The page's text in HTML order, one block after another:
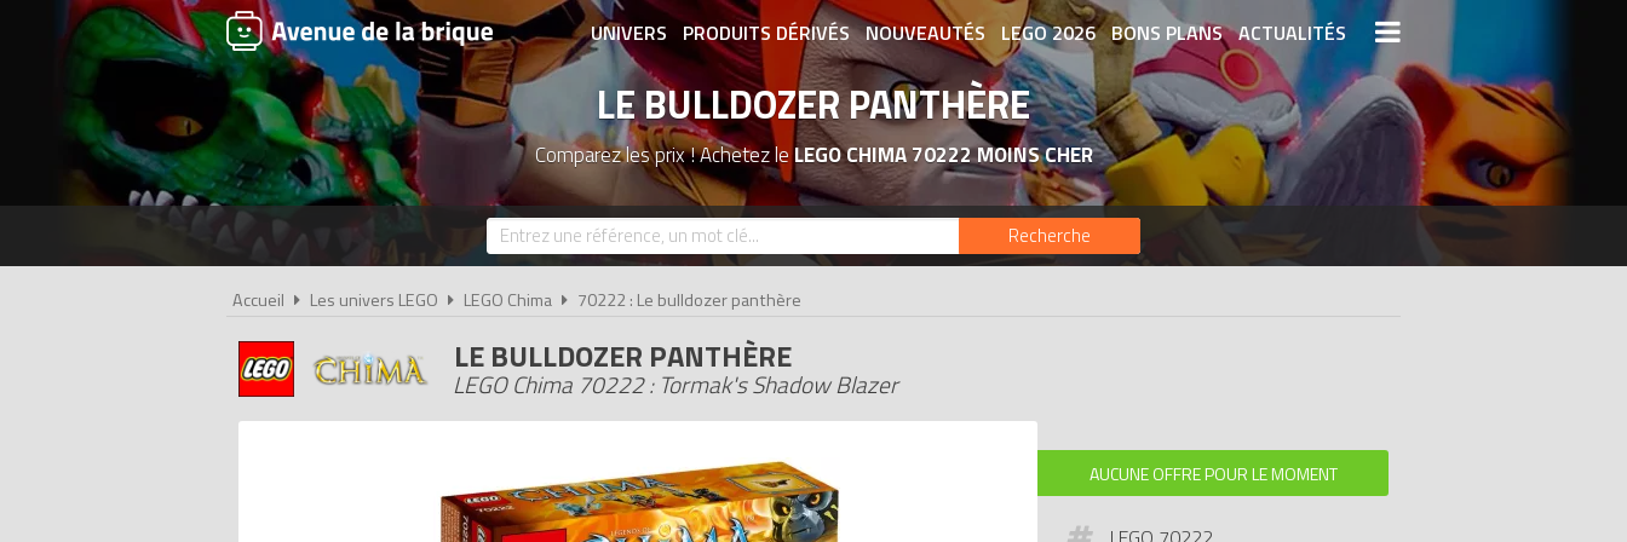
UNIVERS PRODUITS DÉRIVÉS NOUVEAUTÉS LEGO 2026 BONS PLANS ACTUALITÉS
ASSOCIATIONS DE FANS EXPOSITIONS LEGO LEGO LES PLUS CHERS
DERNIERS LEGO AJOUTÉS
LE BULLDOZER PANTHÈRE
Comparez les prix ! Achetez leLEGO CHIMA 70222 MOINS CHER
Recherche
Accueil Les univers LEGO LEGO Chima 70222 : Le bulldozer panthère
LE BULLDOZER PANTHÈRE
LEGO Chima 70222 : Tormak's Shadow Blazer
AUCUNE OFFRE POUR LE MOMENT